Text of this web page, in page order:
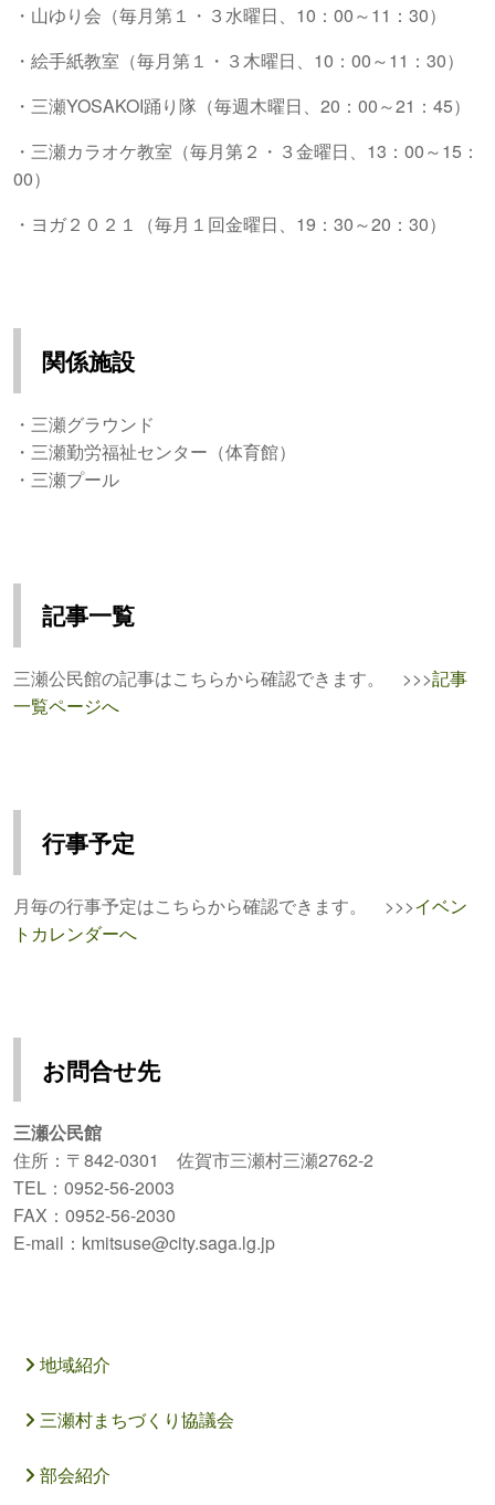
・山ゆり会（毎月第１・３水曜日、 10 ： 00～11 ： 30）
・絵手紙教室（毎月第１・３木曜日、 10 ： 00～11 ： 30）
・三瀬YOSAKOI踊り隊（毎週木曜日、 20 ： 00～21 ： 45）
・三瀬カラオケ教室（毎月第２・３金曜日、 13 ： 00～15 ：
00）
・ヨガ２０２１（毎月１回金曜日、 19 ： 30～20 ： 30）
関係施設
・三瀬グラウンド
・三瀬勤労福祉センター（体育館）
・三瀬プール
記事一覧
三瀬公民館の記事はこちらから確認できます。 >>>記事
一覧ページへ
行事予定
月毎の行事予定はこちらから確認できます。 >>>イベン
トカレンダーへ
お問合せ先
三瀬公民館
住所：〒842-0301 佐賀市三瀬村三瀬2762-2
TEL：0952-56-2003
FAX：0952-56-2030
E-mail：kmitsuse@city.saga.lg.jp
地域紹介
三瀬村まちづくり協議会
部会紹介